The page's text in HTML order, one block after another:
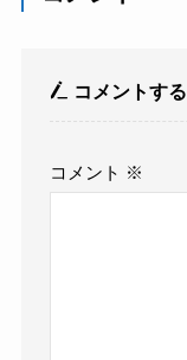
コメントする
コメント ※